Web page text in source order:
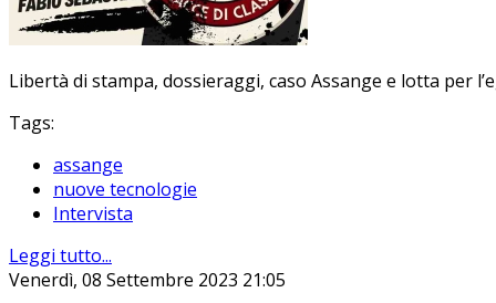
Libertà di stampa, dossieraggi, caso Assange e lotta per
Tags:
assange
nuove tecnologie
Intervista
Leggi tutto...
Venerdì, 08 Settembre 2023 21:05